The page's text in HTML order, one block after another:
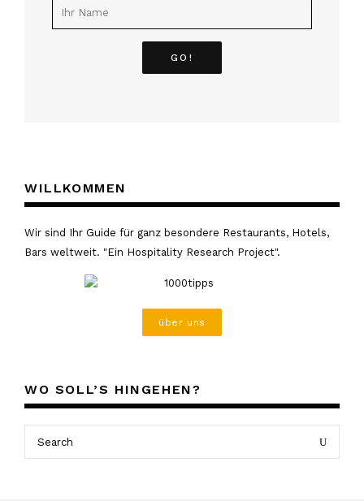
WILLKOMMEN
Wir sind Ihr Guide für ganz besondere Restaurants, Hotels,
Bars weltweit. "Ein Hospitality Research Project".
über uns
WO SOLL’S HINGEHEN?
Search